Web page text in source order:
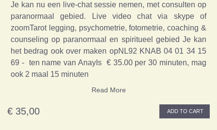
Je kan nu een live-chat sessie nemen, met consulten op
paranormaal gebied. Live video chat via skype of
zoomTarot legging, psychometrie, fotometrie, coaching &
counseling op paranormaal en spiritueel gebied Je kan
het bedrag ook over maken opNL92 KNAB 04 01 34 15
69 - ten name van AnayIs € 35.00 per 30 minuten, mag
ook 2 maal 15 minuten
Read More
€ 35,00 ADD TO CART